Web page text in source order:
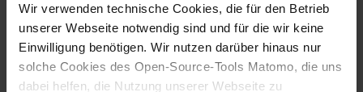
Wir verwenden technische Cookies, die für den Betrieb
unserer Webseite notwendig sind und für die wir keine
Einwilligung benötigen. Wir nutzen darüber hinaus nur
solche Cookies des Open-Source-Tools Matomo, die uns
dabei helfen, die Nutzung unserer Webseite zu
Download Download